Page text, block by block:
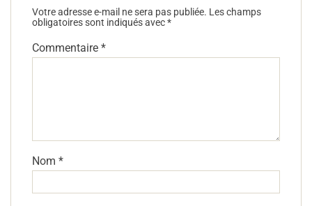
Votre adresse e-mail ne sera pas publiée. Les champs
obligatoires sont indiqués avec*
Commentaire *
Nom *